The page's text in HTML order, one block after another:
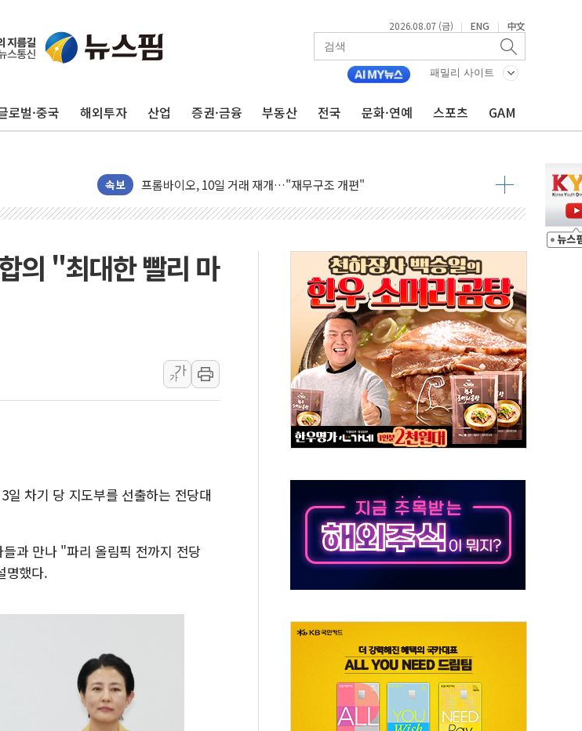
2026.08.07 (금) | ENG | 中文
패밀리 사이트
로벌·중국 해외투자 산업 증권·금융 부동산 전국 문화·연예 스포츠 GAM
속보
'변기 수리' 집주인에게 흉기 휘두른 30대 세입자…경찰, 현행범 체포
워트, 상반기 영업이익 30억원
NH농협생명, 농작업 중 온열질환 보장…폭염기 신속 보상 강화
아바코, 2분기 매출 120억원
보로노이, 폐암 치료제 'VRN11' 캐나다 IND 신청
푸본현대생명, 육군 3군단과 군 장병 금융교육·전역 지원 협약
교보생명, '교보K-맞춤건강보험' 6개월 배타적사용권 획득
벼랑 끝 선 '동전주' 무더기 상폐 위기…관리종목 우려 지정예고 총 63개
1순위보다 낮은 특별공급 경쟁률… 실수요자 관심
컴투스 '제우스: 오만의 신' 26일 출시, 유저의 캐릭터가 AI로 플레이한다
네이버 클립, 시청 만으로 혜택 얻는 피드코인 이벤트 진행
서울 재건축·재개발 정상화시 5년 내 9만가구 순증...이주 대란도 제한적
반도체공학회 "R&D직 주 52시간제 개선해야…기술격차 확대 막아야"
카카오, 2026년 임금협약 타결…연봉 6.3% 인상
현대카드, 박재범·실리카겔 등 8~9월 공연 라인업 공개
[르포] 육군, 2031년까지 3개 보급단 '1등급 스마트 물류센터' 전환
의 "최대한 빨리 마
가
가
차기 당 지도부를 선출하는 전당대
과 만나 "파리 올림픽 전까지 전당
명했다.